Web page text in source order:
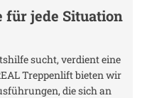
für jede Situation
sucht, verdient eine
Treppenlift bieten wir
die sich an